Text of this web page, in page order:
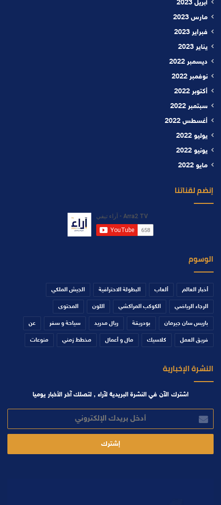
أبريل 2023
مارس 2023
فبراير 2023
يناير 2023
ديسمبر 2022
نوفمبر 2022
أكتوبر 2022
سبتمبر 2022
أغسطس 2022
يوليو 2022
يونيو 2022
مايو 2022
إنضم لقناتنا
الوسوم
أخبار العالم ألعاب البطولة الاحترافية الجيش الملكي
الرجاء الرياضي الكوكب المراكشي اللون المحتوى
باريس سان جيرمان بودريقة ريال مدريد سياحة و سفر عن
فريق العمل كلاسيك مال و أعمال مخطط زمني منوعات
النشرة الإخبارية
اشترك الآن في النشرة البريدية لآراء , لتصلك آخر الأخبار يوميا
بريدك
الإلكتروني